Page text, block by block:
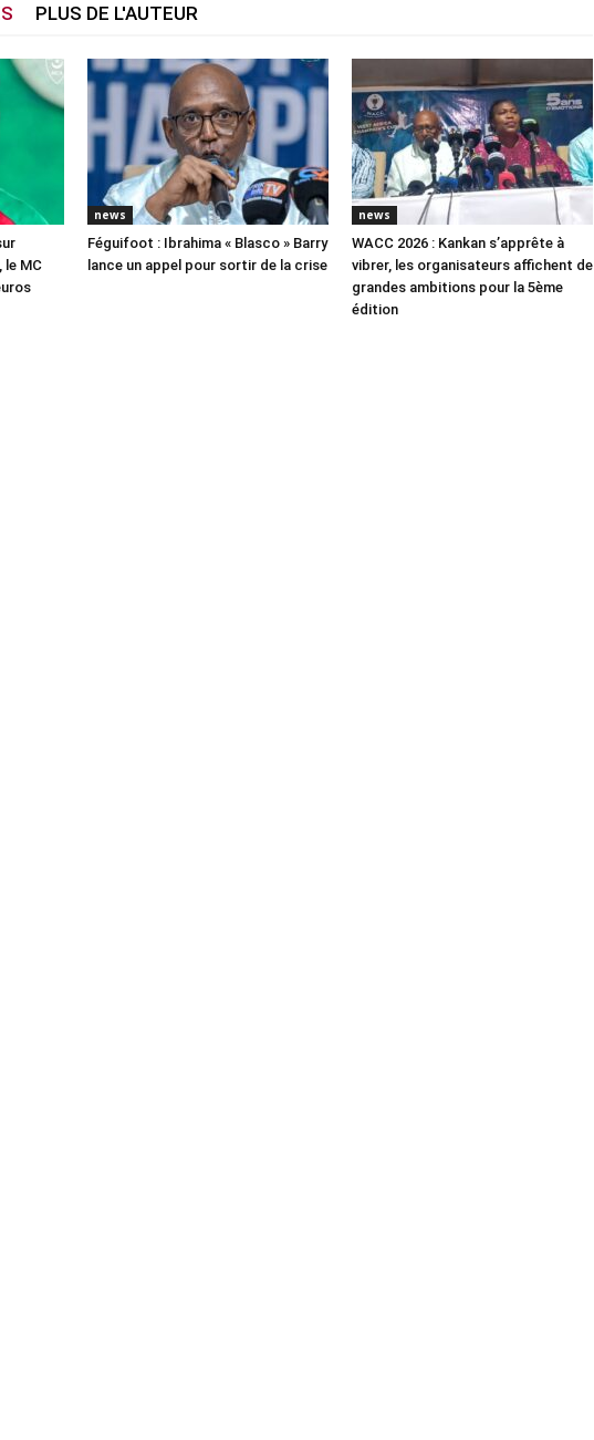
PLUS DE L'AUTEUR
le MC
news
Féguifoot : Ibrahima « Blasco » Barry
lance un appel pour sortir de la crise
news
WACC 2026 : Kankan s’apprête à
vibrer, les organisateurs affichent de
grandes ambitions pour la 5ème
édition